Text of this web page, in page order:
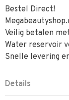
Bestel Direct!
Veilig betalen
Water reservoir
Snelle levering
Details